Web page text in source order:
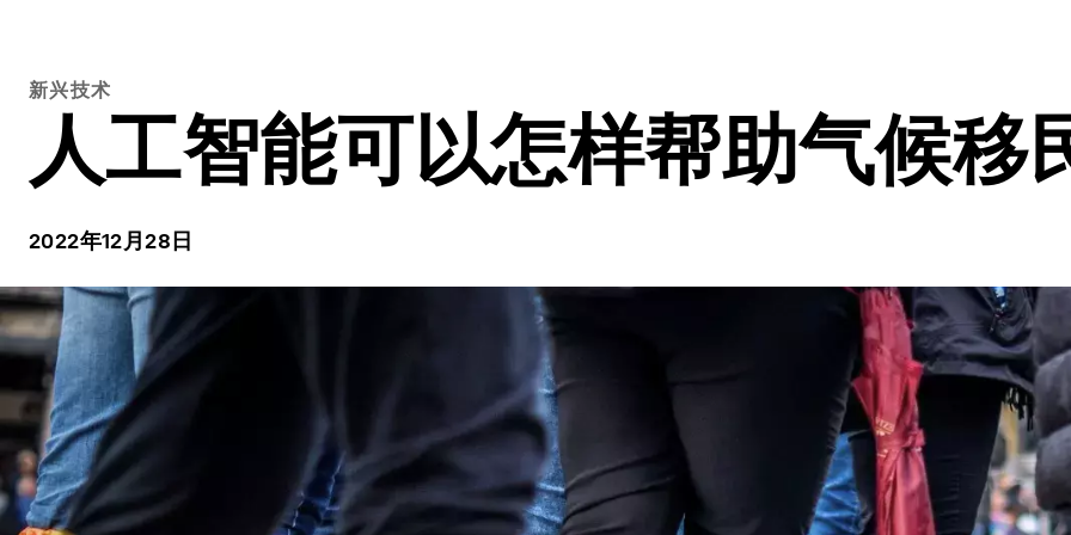
新兴技术
人工智能可以怎样帮助气候移
2022年12月28日